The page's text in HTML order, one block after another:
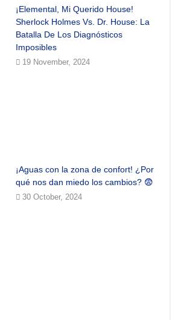
¡Elemental, Mi Querido House!
Sherlock Holmes Vs. Dr. House: La
Batalla De Los Diagnósticos
Imposibles
19 November, 2024
¡Aguas con la zona de confort! ¿Por
qué nos dan miedo los cambios? 😨
30 October, 2024